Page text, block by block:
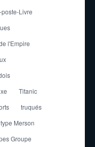
Livre
l'Empire
Titanic
truqués
type Merson
Groupe